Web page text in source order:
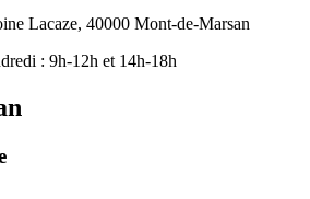
Lacaze, 40000 Mont-de-Marsan
: 9h-12h et 14h-18h